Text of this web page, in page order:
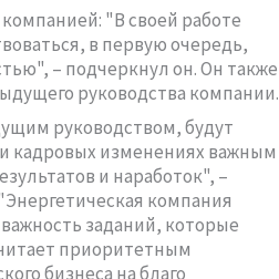
"В своей работе
в первую очередь,
– подчеркнул он. Он также
руководства компании.
руководством, будут
кадровых изменениях важным
и наработок", –
компания
заданий, которые
приоритетным
бизнеса на благо